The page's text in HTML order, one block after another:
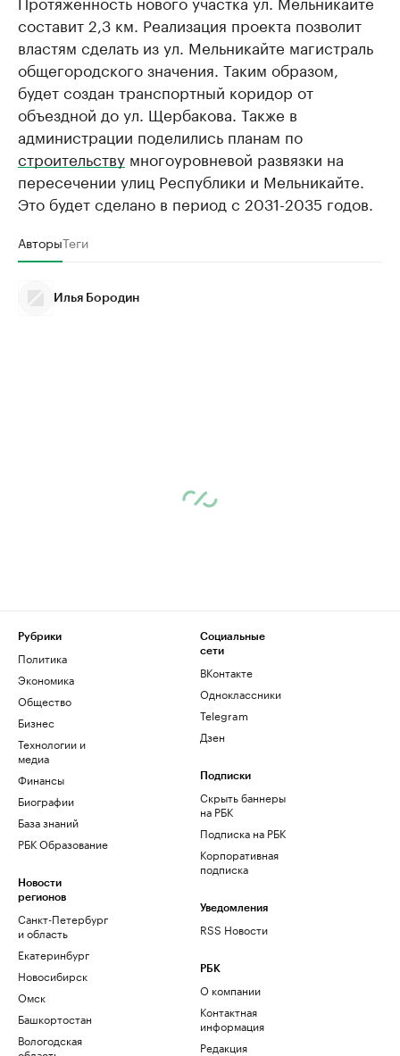
составит 2,3 км. Реализация проекта позволит
властям сделать из ул. Мельникайте магистраль
общегородского значения. Таким образом,
будет создан транспортный коридор от
объездной до ул. Щербакова. Также в
администрации поделились планам по
строительству многоуровневой развязки на
пересечении улиц Республики и Мельникайте.
Это будет сделано в период с 2031-2035 годов.
АвторыТеги
Илья Бородин
Рубрики
Политика
Экономика
Общество
Бизнес
Технологии и
медиа
Финансы
Биографии
База знаний
РБК Образование
Новости
регионов
Санкт-Петербург
и область
Екатеринбург
Новосибирск
Омск
Башкортостан
Вологодская
Социальные
сети
ВКонтакте
Одноклассники
Telegram
Дзен
Подписки
Скрыть баннеры
на РБК
Подписка на РБК
Корпоративная
подписка
Уведомления
RSS Новости
РБК
О компании
Контактная
информация
Редакция